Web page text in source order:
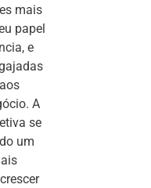
mais
papel
e
A
se
um